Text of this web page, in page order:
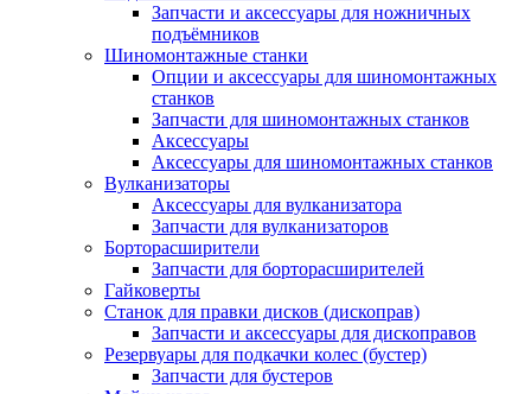
Запчасти и аксессуары для ножничных
подъёмников
Шиномонтажные станки
Опции и аксессуары для шиномонтажных
станков
Запчасти для шиномонтажных станков
Аксессуары
Аксессуары для шиномонтажных станков
Вулканизаторы
Аксессуары для вулканизатора
Запчасти для вулканизаторов
Борторасширители
Запчасти для борторасширителей
Гайковерты
Станок для правки дисков (дископрав)
Запчасти и аксессуары для дископравов
Резервуары для подкачки колес (бустер)
Запчасти для бустеров